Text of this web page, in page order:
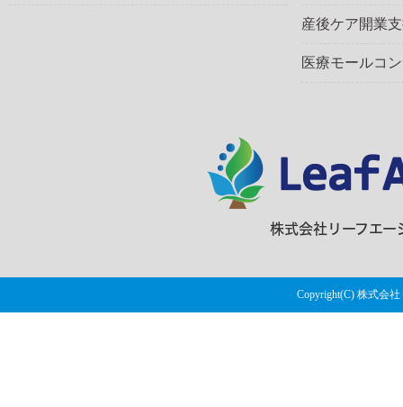
産後ケア開業
医療モールコ
株式会社リーフエ
Copyright(C) 株式会